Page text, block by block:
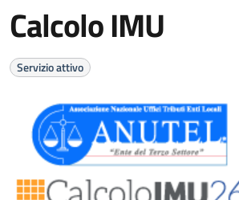
Calcolo IMU
Servizio attivo